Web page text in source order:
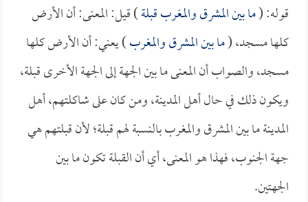
قوله: (ما بين المشرق والمغرب قبلة) قيل: المعنى: أن الأرض
كلها مسجد، (ما بين المشرق والمغرب) يعني: أن الأرض كلها
مسجد، والصواب أن المعنى ما بين الجهة إلى الجهة الأخرى قبلة،
ويكون ذلك في حال أهل المدينة، ومن كان على شاكلتهم، أهل
المدينة ما بين المشرق والمغرب بالنسبة لهم قبلة؛ لأن قبلتهم هي
جهة الجنوب، فهذا هو المعنى، أي أن القبلة تكون ما بين
الجهتين.